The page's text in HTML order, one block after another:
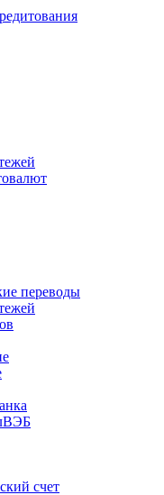
переводы
счет